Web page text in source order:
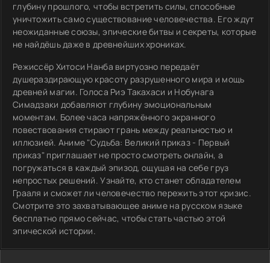
глубину прошлого, чтобы встретить силы, способные
уничтожить само существование человечества. Его ждут
неожиданные союзы, эпические битвы и секреты, которые
не найдёшь даже в древнейших хрониках.
Режиссёр Хитоси Нанба виртуозно передаёт
душераздирающую красоту разрушенного мира и мощь
древней магии. Голоса Риэ Такахаси и Нобунага
Симадзаки добавляют глубину эмоциональным
моментам. Более часа напряжённого экранного
повествования стирают грань между реальностью и
иллюзией. Аниме "Судьба: Великий приказ - Первый
приказ" приглашает не просто смотреть онлайн, а
погружаться в каждый эпизод, ощущая на себе груз
непростых решений. Узнайте, кто станет обладателем
Грааля и сможет ли человечество пережить этот кризис.
Смотрите это захватывающее аниме на русском языке
бесплатно прямо сейчас, чтобы стать частью этой
эпической истории.